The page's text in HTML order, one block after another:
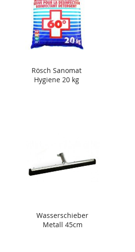
Rösch Sanomat
Hygiene 20 kg
Wasserschieber
Metall 45cm